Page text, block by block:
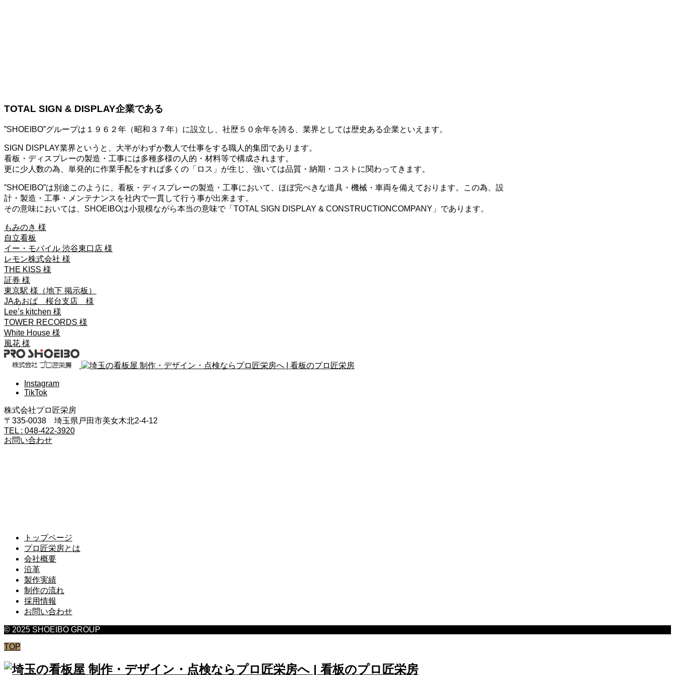
TOTAL SIGN & DISPLAY企業である
”SHOEIBO”グループは１９６２年（昭和３７年）に設立し、社歴５０余年を誇る、業界としては歴史ある企業といえます。
SIGN DISPLAY業界というと、大半がわずか数人で仕事をする職人的集団であります。
看板・ディスプレーの製造・工事には多種多様の人的・材料等で構成されます。
更に少人数の為、単発的に作業手配をすれば多くの「ロス」が生じ、強いては品質・納期・コストに関わってきます。
”SHOEIBO”は別途このように、看板・ディスプレーの製造・工事において、ほぼ完ぺきな道具・機械・車両を備えております。この為、設
計・製造・工事・メンテナンスを社内で一貫して行う事が出来ます。
その意味においては、SHOEIBOは小規模ながら本当の意味で「TOTAL SIGN DISPLAY & CONSTRUCTIONCOMPANY」であります。
もみのき 様
自立看板
イー・モバイル 渋谷東口店 様
レモン株式会社 様
THE KISS 様
証券 様
東京駅 様（地下 掲示板）
JAあおば 桜台支店 様
Lee’s kitchen 様
TOWER RECORDS 様
White House 様
風花 様
Instagram
TikTok
株式会社プロ匠栄房
〒335-0038 埼玉県戸田市美女木北2-4-12
TEL : 048-422-3920
お問い合わせ
トップページ
プロ匠栄房とは
会社概要
沿革
製作実績
制作の流れ
採用情報
お問い合わせ
© 2025 SHOEIBO GROUP
TOP